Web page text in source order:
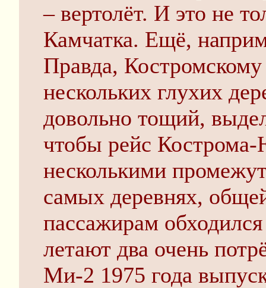
– вертолёт. И это не
Камчатка. Ещё,
Правда,
нескольких глухих
довольно тощий,
чтобы рейс
несколькими
самых деревнях,
пассажирам
летают два очень
Ми-2 1975 года